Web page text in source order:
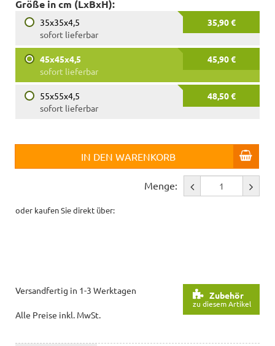
Größe in cm (LxBxH):
35x35x4,5
35,90 €
sofort lieferbar
45x45x4,5
45,90 €
sofort lieferbar
55x55x4,5
48,50 €
sofort lieferbar
IN DEN WARENKORB
Menge:
oder kaufen Sie direkt über:
Zubehör
zu diesem Artikel
Versandfertig in 1-3 Werktagen
Alle Preise inkl. MwSt.